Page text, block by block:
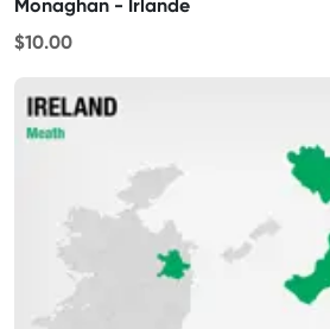
Monaghan - Irlande
$10.00